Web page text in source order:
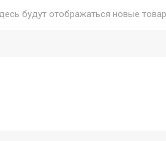
будут отображаться новые